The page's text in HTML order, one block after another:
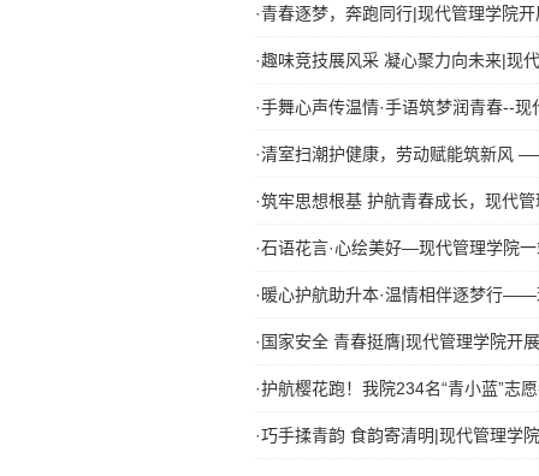
·青春逐梦，奔跑同行|现代管理学院
·趣味竞技展风采 凝心聚力向未来|现
·手舞心声传温情·手语筑梦润青春--
·清室扫潮护健康，劳动赋能筑新风
·筑牢思想根基 护航青春成长，现代
·石语花言·心绘美好—现代管理学院
· 暖心护航助升本·温情相伴逐梦行
· 国家安全 青春挺膺|现代管理学院开
·护航樱花跑！我院234名“青小蓝”志
·巧手揉青韵 食韵寄清明|现代管理学